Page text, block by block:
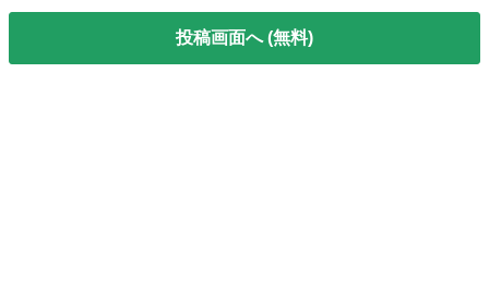
投稿画面へ (無料)